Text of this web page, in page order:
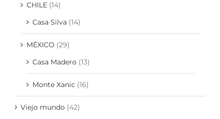
CHILE (14)
Casa Silva (14)
MÉXICO (29)
Casa Madero (13)
Monte Xanic (16)
Viejo mundo (42)